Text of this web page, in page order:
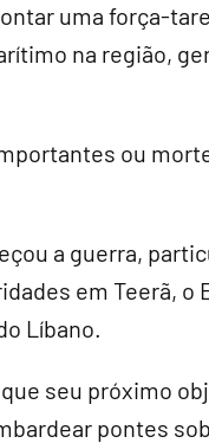
uma força-
na região,
ou
a guerra,
em Teerã, o
Líbano.
seu próximo
pontes